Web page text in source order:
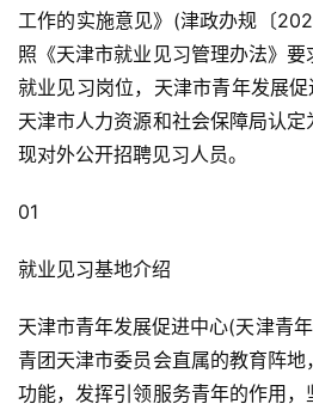
工作的实施意见》(津政办规〔
照《天津市就业见习管理办法》
就业见习岗位，天津市青年发展
天津市人力资源和社会保障局认定
现对外公开招聘见习人员。
01
就业见习基地介绍
天津市青年发展促进中心(天津青
青团天津市委员会直属的教育阵
功能，发挥引领服务青年的作用